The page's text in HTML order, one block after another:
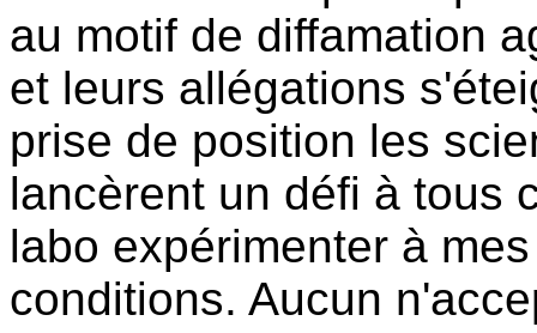
au motif de diffamation
et leurs allégations
prise de position les
lancèrent un défi à tous
labo expérimenter à
conditions. Aucun